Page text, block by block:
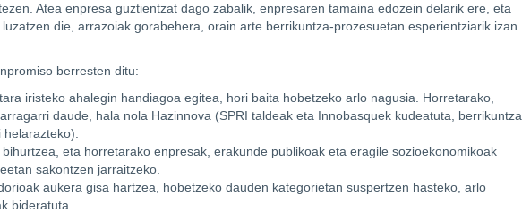
Atea enpresa guztientzat dago zabalik, enpresaren tamaina edozein delarik ere, eta
die, arrazoiak gorabehera, orain arte berrikuntza-prozesuetan esperientziarik izan
berresten ditu:
iristeko ahalegin handiagoa egitea, hori baita hobetzeko arlo nagusia. Horretarako,
daude, hala nola Hazinnova (SPRI taldeak eta Innobasquek kudeatuta, berrikuntza
eta horretarako enpresak, erakunde publikoak eta eragile sozioekonomikoak
sakontzen jarraitzeko.
aukera gisa hartzea, hobetzeko dauden kategorietan suspertzen hasteko, arlo
bideratuta.